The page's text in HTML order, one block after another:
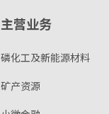
主营业务
磷化工及新能源材料
矿产资源